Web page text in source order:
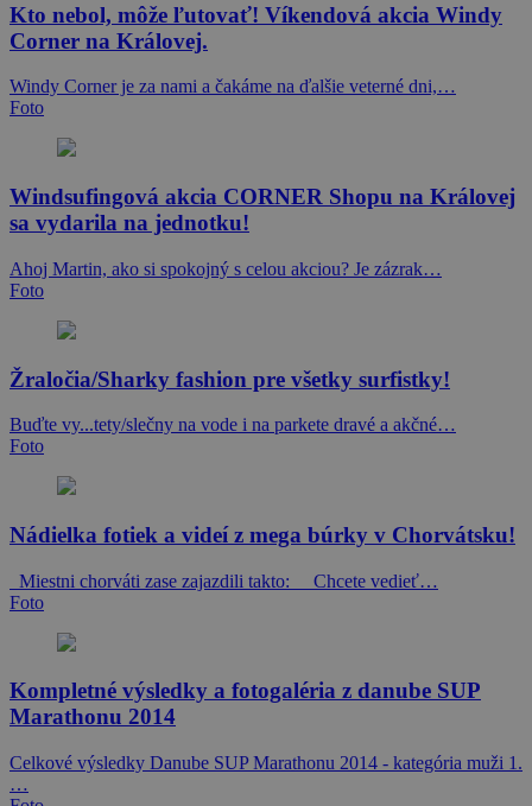
Kto nebol, môže ľutovať! Víkendová akcia Windy
Corner na Královej.
Windy Corner je za nami a čakáme na ďalšie veterné dni,…
Foto
Windsufingová akcia CORNER Shopu na Královej
sa vydarila na jednotku!
Ahoj Martin, ako si spokojný s celou akciou? Je zázrak…
Foto
Žraločia/Sharky fashion pre všetky surfistky!
Buďte vy...tety/slečny na vode i na parkete dravé a akčné…
Foto
Nádielka fotiek a videí z mega búrky v Chorvátsku!
Miestni chorváti zase zajazdili takto: Chcete vedieť…
Foto
Kompletné výsledky a fotogaléria z danube SUP
Marathonu 2014
Celkové výsledky Danube SUP Marathonu 2014 - kategória muži 1.
…